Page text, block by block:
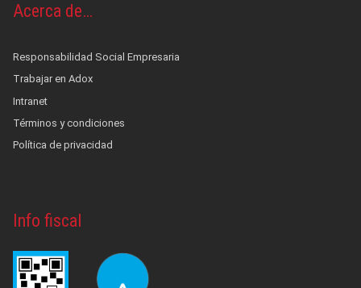
Acerca de…
Responsabilidad Social Empresaria
Trabajar en Adox
Intranet
Términos y condiciones
Política de privacidad
Info fiscal